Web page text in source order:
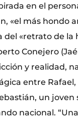
en el
«el más hondo
del «retrato de la
Conejero
y realidad,
entre
un joven
nacional.